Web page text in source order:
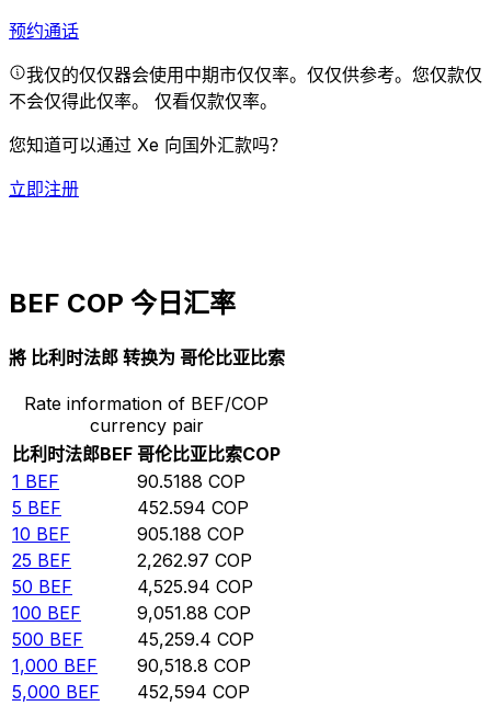
预约通话
我仅的仅仅器会使用中期市仅仅率。仅仅供参考。您仅款仅
不会仅得此仅率。 仅看仅款仅率。
您知道可以通过 Xe 向国外汇款吗？
立即注册
BEF COP 今日汇率
將 比利时法郎 转换为 哥伦比亚比索
Rate information of BEF/COP
currency pair
比利时法郎BEF 哥伦比亚比索COP
1 BEF 90.5188 COP
5 BEF 452.594 COP
10 BEF 905.188 COP
25 BEF 2,262.97 COP
50 BEF 4,525.94 COP
100 BEF 9,051.88 COP
500 BEF 45,259.4 COP
1,000 BEF 90,518.8 COP
5,000 BEF 452,594 COP